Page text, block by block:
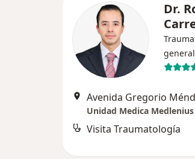
Dr.
general
Unidad Medica Medlenius
Visita Traumatología